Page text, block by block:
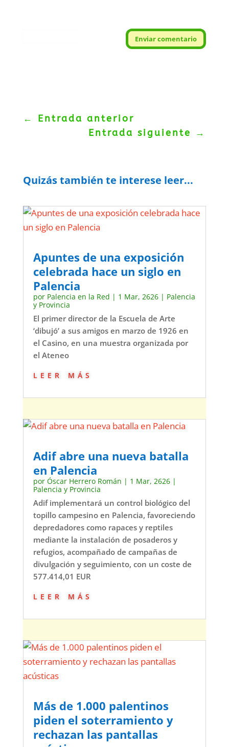
Enviar comentario
← Entrada anterior
Entrada siguiente
→
Quizás también te interese leer...
Apuntes de una exposición
celebrada hace un siglo en
Palencia
por Palencia en la Red | 1 Mar, 2626| Palencia
y Provincia
El primer director de la Escuela de Arte
‘dibujó’ a sus amigos en marzo de 1926 en
el Casino, en una muestra organizada por
el Ateneo
leer más
Adif abre una nueva batalla
en Palencia
por Óscar Herrero Román | 1 Mar, 2626|
Palencia y Provincia
Adif implementará un control biológico del
topillo campesino en Palencia, favoreciendo
depredadores como rapaces y reptiles
mediante la instalación de posaderos y
refugios, acompañado de campañas de
divulgación y seguimiento, con un coste de
577.414,01 EUR
leer más
Más de 1.000 palentinos
piden el soterramiento y
rechazan las pantallas